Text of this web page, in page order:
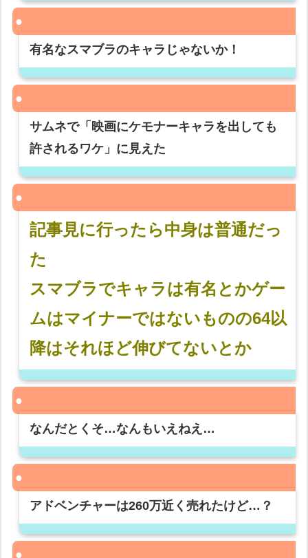
有名なスマブラのキャラじゃないか！
サムネで「映画にケモナーキャラを出しても
許されるワケ」に見えた
記事見に行ったら中身は普通だっ
た
スマブラでキャラは有名とかゲー
ムはマイナーではないものの64以
降はそれほど伸びてないとか
なんだとくそ…なんもいえねえ…
アドベンチャーは260万近く売れたけど…？